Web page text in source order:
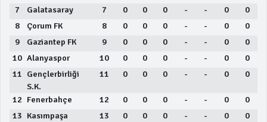
7
Galatasaray 7 0 0 0 - - 0
0
8
Çorum FK 8 0 0 0 - - 0
0
9
Gaziantep FK 9 0 0 0 - - 0
0
10 Alanyaspor 10 0 0 0 - - 0
0
11 Gençlerbirliği
S.K.
11 0 0 0 - - 0 0
12 Fenerbahçe 12 0 0 0 - - 0
0
13 Kasımpaşa 13 0 0 0 - - 0
0